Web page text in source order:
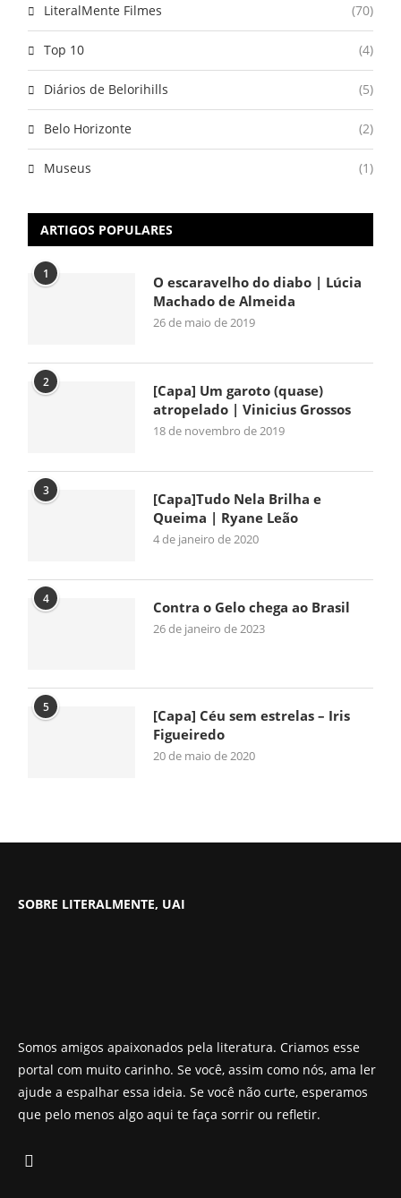
LiteralMente Filmes (70)
Top 10 (4)
Diários de Belorihills (5)
Belo Horizonte (2)
Museus (1)
ARTIGOS POPULARES
1
O escaravelho do diabo | Lúcia
Machado de Almeida
26 de maio de 2019
2
[Capa] Um garoto (quase)
atropelado | Vinicius Grossos
18 de novembro de 2019
3
[Capa]Tudo Nela Brilha e
Queima | Ryane Leão
4 de janeiro de 2020
4 Contra o Gelo chega ao Brasil
26 de janeiro de 2023
5
[Capa] Céu sem estrelas – Iris
Figueiredo
20 de maio de 2020
SOBRE LITERALMENTE, UAI
Somos amigos apaixonados pela literatura. Criamos esse
portal com muito carinho. Se você, assim como nós, ama ler
ajude a espalhar essa ideia. Se você não curte, esperamos
que pelo menos algo aqui te faça sorrir ou refletir.